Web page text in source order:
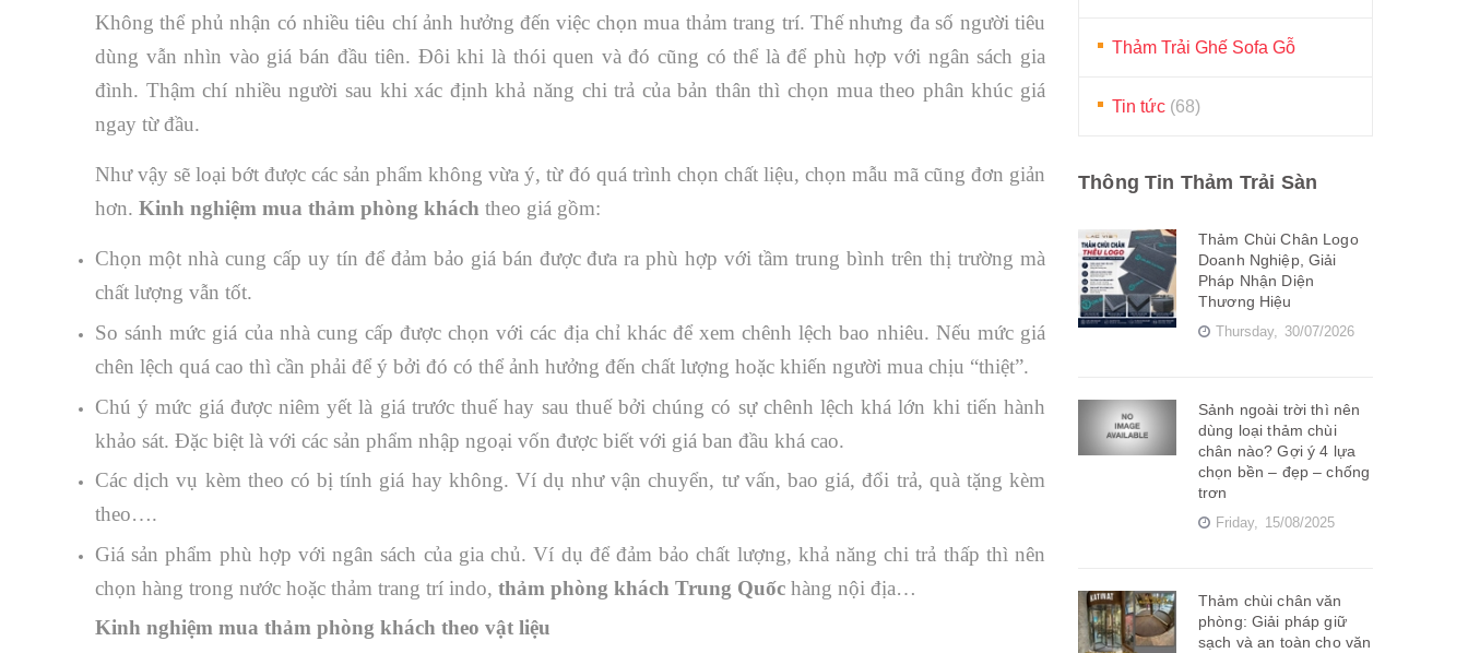
Không thể phủ nhận có nhiều tiêu chí ảnh hưởng đến việc chọn mua thảm trang trí. Thế nhưng đa số người tiêu
dùng vẫn nhìn vào giá bán đầu tiên. Đôi khi là thói quen và đó cũng có thể là để phù hợp với ngân sách gia
đình. Thậm chí nhiều người sau khi xác định khả năng chi trả của bản thân thì chọn mua theo phân khúc giá
ngay từ đầu.
Như vậy sẽ loại bớt được các sản phẩm không vừa ý, từ đó quá trình chọn chất liệu, chọn mẫu mã cũng đơn giản
hơn. Kinh nghiệm mua thảm phòng khách theo giá gồm:
Chọn một nhà cung cấp uy tín để đảm bảo giá bán được đưa ra phù hợp với tầm trung bình trên thị trường mà
chất lượng vẫn tốt.
So sánh mức giá của nhà cung cấp được chọn với các địa chỉ khác để xem chênh lệch bao nhiêu. Nếu mức giá
chên lệch quá cao thì cần phải để ý bởi đó có thể ảnh hưởng đến chất lượng hoặc khiến người mua chịu “thiệt”.
Chú ý mức giá được niêm yết là giá trước thuế hay sau thuế bởi chúng có sự chênh lệch khá lớn khi tiến hành
khảo sát. Đặc biệt là với các sản phẩm nhập ngoại vốn được biết với giá ban đầu khá cao.
Các dịch vụ kèm theo có bị tính giá hay không. Ví dụ như vận chuyển, tư vấn, bao giá, đổi trả, quà tặng kèm
theo….
Giá sản phẩm phù hợp với ngân sách của gia chủ. Ví dụ để đảm bảo chất lượng, khả năng chi trả thấp thì nên
chọn hàng trong nước hoặc thảm trang trí indo, thảm phòng khách Trung Quốc hàng nội địa…
Kinh nghiệm mua thảm phòng khách theo vật liệu
Thảm Trải Ghế Sofa Gỗ
Tin tức (68)
Thông Tin Thảm Trải Sàn
Thảm Chùi Chân Logo
Doanh Nghiệp, Giải
Pháp Nhận Diện
Thương Hiệu
Thursday, 30/07/2026
Sảnh ngoài trời thì nên
dùng loại thảm chùi
chân nào? Gợi ý 4 lựa
chọn bền – đẹp – chống
trơn
Friday, 15/08/2025
Thảm chùi chân văn
phòng: Giải pháp giữ
sạch và an toàn cho văn